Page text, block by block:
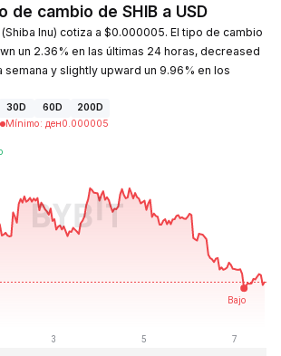
de cambio de SHIB a USD
Inu) cotiza a $0.000005. El tipo de cambio
un 2.36% en las últimas 24 horas, decreased
semana y slightly upward un 9.96% en los
30D 60D
200D
Mínimo: ден0.000005
ден0.000000